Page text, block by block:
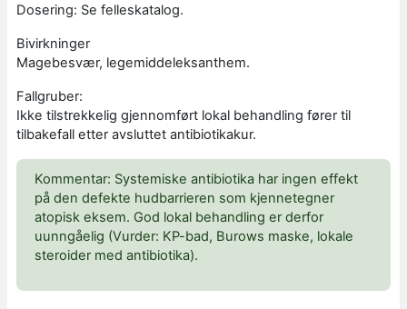
Dosering: Se felleskatalog.
Bivirkninger
Magebesvær, legemiddeleksanthem.
Fallgruber:
Ikke tilstrekkelig gjennomført lokal behandling fører til
tilbakefall etter avsluttet antibiotikakur.
Kommentar: Systemiske antibiotika har ingen effekt
på den defekte hudbarrieren som kjennetegner
atopisk eksem. God lokal behandling er derfor
uunngåelig (Vurder: KP-bad, Burows maske, lokale
steroider med antibiotika).